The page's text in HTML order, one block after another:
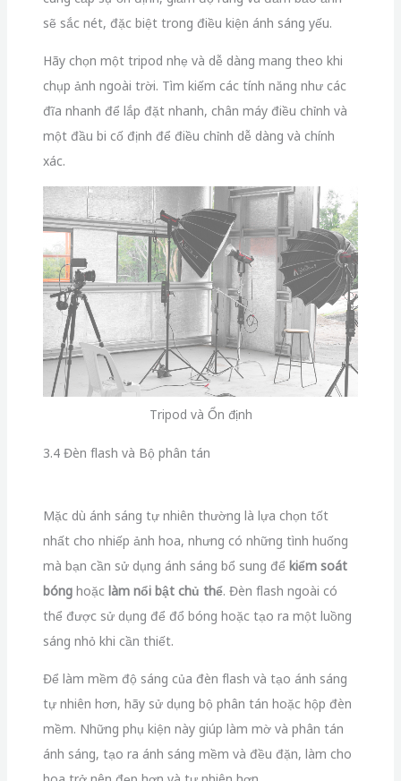
Tripod và Ổn định
3.4 Đèn flash và Bộ phân tán
Mặc dù ánh sáng tự nhiên thường là lựa chọn tốt
nhất cho nhiếp ảnh hoa, nhưng có những tình huống
mà bạn cần sử dụng ánh sáng bổ sung đểkiểm soát
bóng
hoặclàm nổi bật chủ thể. Đèn flash ngoài có
thể được sử dụng để đổ bóng hoặc tạo ra một luồng
Để làm mềm độ sáng của đèn flash và tạo ánh sáng
mềm. Những phụ kiện này giúp làm mờ và phân tán
ánh sáng, tạo ra ánh sáng mềm và đều đặn, làm cho
hoa trở nên đẹp hơn và tự nhiên hơn.
3.5 Điều khiển từ xa
Điều khiển từ xa hoặc cáp kết nối là phụ kiện hữu ích
cho nhiếp ảnh hoa, đặc biệt khi bạn làm việc với tốc
độ chậm hoặc chụp macro. Bằng cách sử dụng điều